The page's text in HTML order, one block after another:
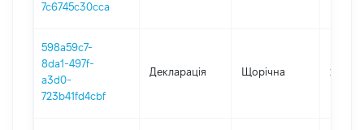
7c6745c30cca
598a59c7-
8da1-497f-
a3d0-
723b41fd4cbf
Декларація Щорічна 2020